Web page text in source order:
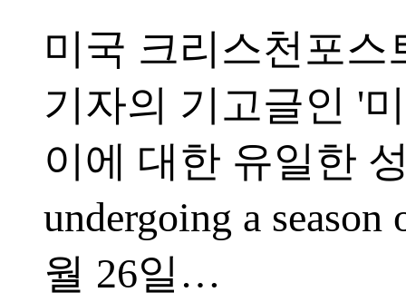
미국 크리스천포스
기자의 기고글인 '
이에 대한 유일한
undergoing a
월 26일…